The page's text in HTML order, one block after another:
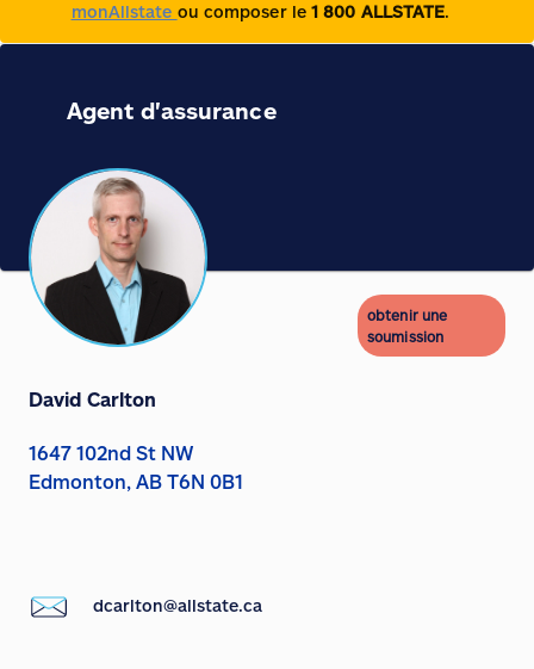
monAllstate ou composer le1 800 ALLSTATE.
Agent d'assurance
obtenir une
soumission
David Carlton
1647 102nd St NW
Edmonton, AB T6N 0B1
dcarlton@allstate.ca